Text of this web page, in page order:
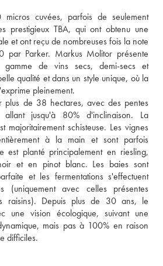
cuvées, parfois de seulement
prestigieux TBA, qui ont obtenu une
et ont reçu de nombreuses fois la note
par Parker. Markus Molitor présente
gamme de vins secs, demi-secs et
qualité et dans un style unique, où la
pleinement.
plus de 38 hectares, avec des pentes
allant jusqu'à 80% d'inclinaison. La
majoritairement schisteuse. Les vignes
à la main et sont parfois
est planté principalement en riesling,
et en pinot blanc. Les baies sont
et les fermentations s'effectuent
(uniquement avec celles présentes
raisins). Depuis plus de 30 ans, le
une vision écologique, suivant une
mais pas à 100% en raison
difficiles.